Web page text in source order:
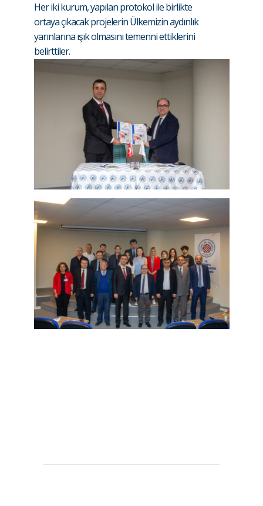
Her iki kurum, yapılan protokol ile birlikte
ortaya çıkacak projelerin Ülkemizin aydınlık
yarınlarına ışık olmasını temenni ettiklerini
belirttiler.